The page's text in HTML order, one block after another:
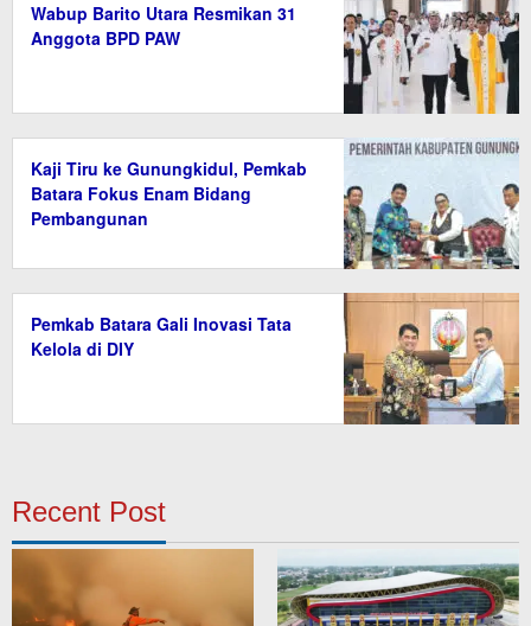
Wabup Barito Utara Resmikan 31
Anggota BPD PAW
Kaji Tiru ke Gunungkidul, Pemkab
Batara Fokus Enam Bidang
Pembangunan
Pemkab Batara Gali Inovasi Tata
Kelola di DIY
Recent Post